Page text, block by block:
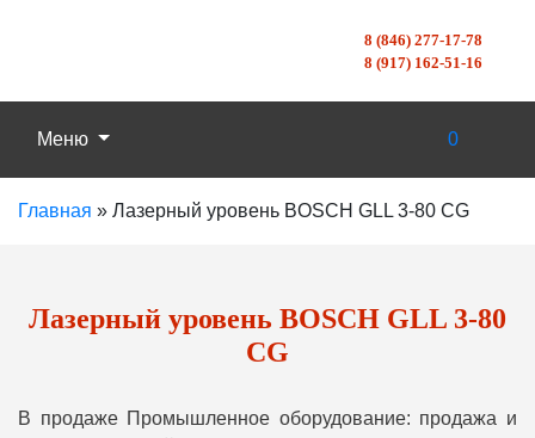
8 (846) 277-17-78
8 (917) 162-51-16
Меню 0
Главная » Лазерный уровень BOSCH GLL 3-80 CG
Лазерный уровень BOSCH GLL 3-80
CG
В продаже Промышленное оборудование: продажа и